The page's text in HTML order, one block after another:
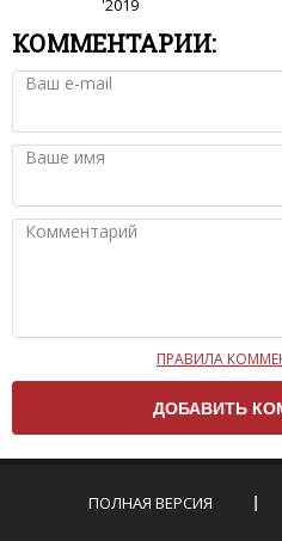
'2019
КОММЕНТАРИИ:
Ваш e-mail
Ваше имя
Комментарий
Чтобы ваш комментарий
вам нужно
Комментарий не
эмоциональных
Не стоит отклоняться
ПРАВИЛА
ПОЛНАЯ ВЕРСИЯ